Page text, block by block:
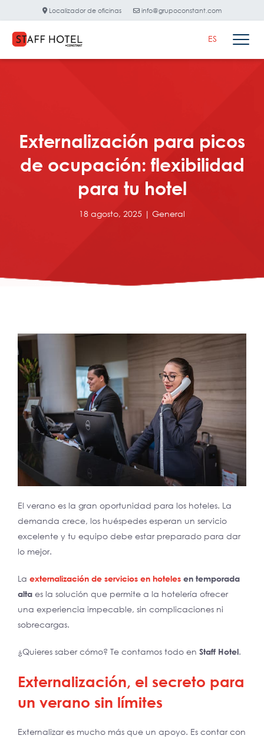
Localizador de oficinas info@grupoconstant.com
ES
Externalización para picos
de ocupación: flexibilidad
para tu hotel
18 agosto, 2025 | General
El verano es la gran oportunidad para los hoteles. La
demanda crece, los huéspedes esperan un servicio
excelente y tu equipo debe estar preparado para dar
lo mejor.
La externalización de servicios en hoteles en temporada
alta es la solución que permite a la hotelería ofrecer
una experiencia impecable, sin complicaciones ni
sobrecargas.
¿Quieres saber cómo? Te contamos todo en Staff Hotel.
Externalización, el secreto para
un verano sin límites
Externalizar es mucho más que un apoyo. Es contar con